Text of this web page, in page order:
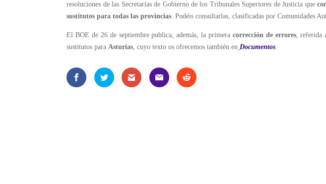
resoluciones de las Secretarías de Gobierno de los Tribunales Superiores de Justicia que
sustitutos para todas las provincias. Podéis consultarlas, clasificadas por Comunidades
El BOE de 26 de septiembre publica, además, la primera corrección de errores, referida
sustitutos paraAsturias, cuyo texto os ofrecemos también en Documentos.